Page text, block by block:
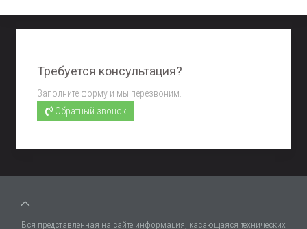
Требуется консультация?
Заполните форму и мы перезвоним.
Обратный звонок
Вся представленная на сайте информация, касающаяся технических